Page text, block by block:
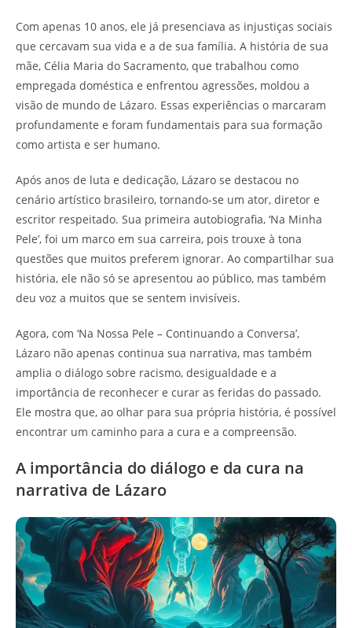
Com apenas 10 anos, ele já presenciava as injustiças sociais
que cercavam sua vida e a de sua família. A história de sua
mãe, Célia Maria do Sacramento, que trabalhou como
empregada doméstica e enfrentou agressões, moldou a
visão de mundo de Lázaro. Essas experiências o marcaram
profundamente e foram fundamentais para sua formação
como artista e ser humano.
Após anos de luta e dedicação, Lázaro se destacou no
cenário artístico brasileiro, tornando-se um ator, diretor e
escritor respeitado. Sua primeira autobiografia, ‘Na Minha
Pele’, foi um marco em sua carreira, pois trouxe à tona
questões que muitos preferem ignorar. Ao compartilhar sua
história, ele não só se apresentou ao público, mas também
deu voz a muitos que se sentem invisíveis.
Agora, com ‘Na Nossa Pele – Continuando a Conversa’,
Lázaro não apenas continua sua narrativa, mas também
amplia o diálogo sobre racismo, desigualdade e a
importância de reconhecer e curar as feridas do passado.
Ele mostra que, ao olhar para sua própria história, é possível
encontrar um caminho para a cura e a compreensão.
A importância do diálogo e da cura na
narrativa de Lázaro